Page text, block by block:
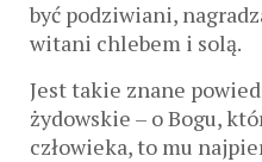
być podziwiani,
witani chlebem i solą.
Jest takie znane
żydowskie – o Bogu,
człowieka, to mu